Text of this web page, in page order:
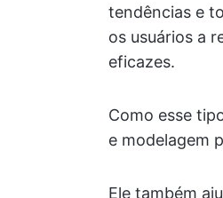
tendências e
os usuários a
eficazes.
Como esse
e modelagem
Ele também